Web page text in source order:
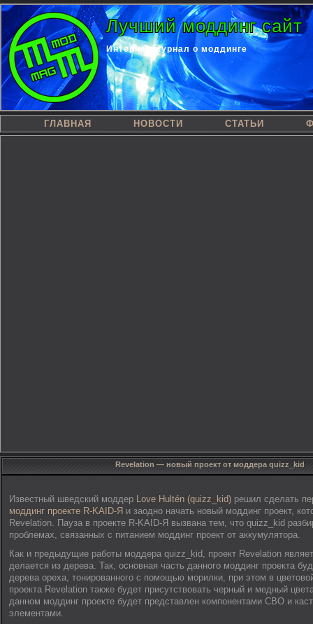
Лучший моддинг сайт
Интернет-журнал о моддинге
ГЛАВНАЯ НОВОСТИ СТАТЬИ
Revelation — новый проект от моддера quizz_kid
Известный шведский моддер Love Hultén (quizz_kid) решил сделать
моддинг проекте R-KAID-Я и заодно начать новый моддинг проект,
Revelation. Пауза в проекте R-KAID-Я вызвана тем, что quizz_kid
проблемах, связанных с питанием моддинг проект от аккумулятора.
Как и предыдущие работы моддера quizz_kid, проект Revelation
делается из дерева. Так, основная часть данного моддинг проекта
дерева ореха, тонированного с помощью морилки, при этом в
проекта Revelation также будет присутствовать черный и медный
данном моддинг проекте будет представлен компонентами СВО и
элементами.